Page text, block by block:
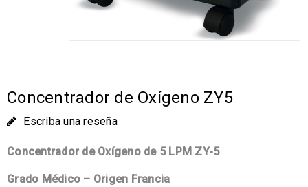
Concentrador de Oxígeno ZY5
Escriba una reseña
Concentrador de Oxígeno de 5 LPM ZY-5
Grado Médico – Origen Francia